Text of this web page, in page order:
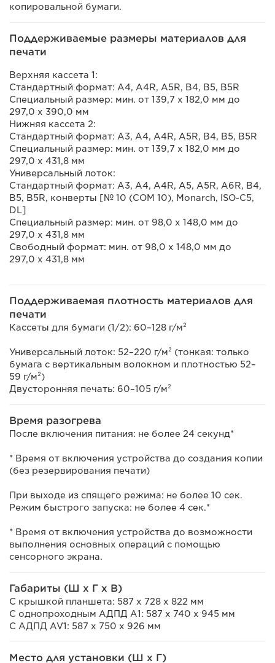
копировальной бумаги.
Поддерживаемые размеры материалов для
печати
Верхняя кассета 1:
Стандартный формат: A4, A4R, A5R, B4, B5, B5R
Специальный размер: мин. от 139,7 x 182,0 мм до
297,0 x 390,0 мм
Нижняя кассета 2:
Стандартный формат: A3, A4, A4R, A5R, B4, B5, B5R
Специальный размер: мин. от 139,7 x 182,0 мм до
297,0 x 431,8 мм
Универсальный лоток:
Стандартный формат: A3, A4, A4R, A5, A5R, A6R, B4,
B5, B5R, конверты [№ 10 (COM 10), Monarch, ISO-C5,
DL]
Специальный размер: мин. от 98,0 x 148,0 мм до
297,0 x 431,8 мм
Свободный формат: мин. от 98,0 x 148,0 мм до
297,0 x 431,8 мм
Поддерживаемая плотность материалов для
печати
Кассеты для бумаги (1/2): 60–128 г/м²
Универсальный лоток: 52–220 г/м² (тонкая: только
бумага с вертикальным волокном и плотностью 52–
59 г/м²)
Двусторонняя печать: 60–105 г/м²
Время разогрева
После включения питания: не более 24 секунд*
* Время от включения устройства до создания копии
(без резервирования печати)
При выходе из спящего режима: не более 10 сек.
Режим быстрого запуска: не более 4 сек.*
* Время от включения устройства до возможности
выполнения основных операций с помощью
сенсорного экрана.
Габариты (Ш x Г x В)
С крышкой планшета: 587 x 728 x 822 мм
С однопроходным АДПД A1: 587 x 740 x 945 мм
С АДПД AV1: 587 x 750 x 926 мм
Место для установки (Ш x Г)